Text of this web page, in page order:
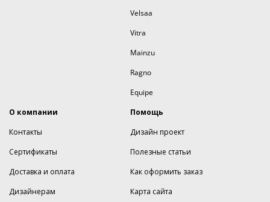
Velsaa
Vitra
Mainzu
Ragno
Equipe
О компании
Контакты
Сертификаты
Доставка и оплата
Дизайнерам
Помощь
Дизайн проект
Полезные статьи
Как оформить заказ
Карта сайта